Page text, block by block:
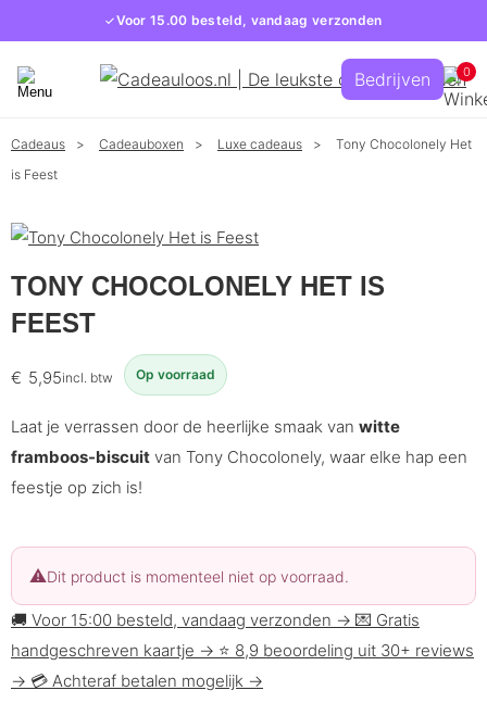
Voor 15.00 besteld, vandaag verzonden
Bedrijven 0
Cadeaus Cadeauboxen Luxe cadeaus
Tony Chocolonely Het
is Feest
TONY CHOCOLONELY HET IS
FEEST
€ 5,95incl. btw Op voorraad
Laat je verrassen door de heerlijke smaak van witte
framboos-biscuit van Tony Chocolonely, waar elke hap een
feestje op zich is!
Dit product is momenteel niet op voorraad.
🚚 Voor 15:00 besteld, vandaag verzonden → 💌 Gratis
handgeschreven kaartje → ⭐ 8,9 beoordeling uit 30+ reviews
→ 💳 Achteraf betalen mogelijk →